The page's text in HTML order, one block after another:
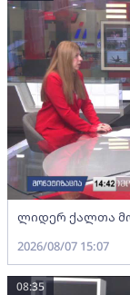
ლიდერ ქალთა
2026/08/07 15:07
08:35